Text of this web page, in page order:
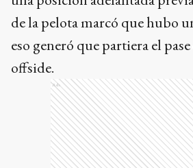
de la pelota marcó que hubo
eso generó que partiera el
offside.
Ads